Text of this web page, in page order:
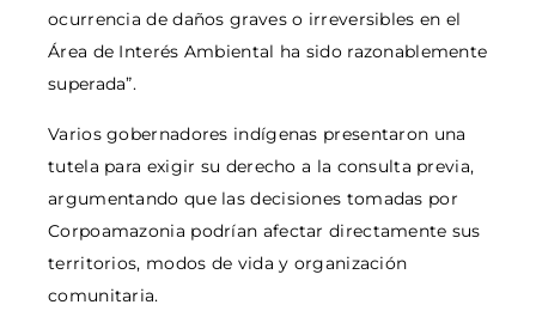
ocurrencia de daños graves o irreversibles en el
Área de Interés Ambiental ha sido razonablemente
superada”.
Varios gobernadores indígenas presentaron una
tutela para exigir su derecho a la consulta previa,
argumentando que las decisiones tomadas por
Corpoamazonia podrían afectar directamente sus
territorios, modos de vida y organización
comunitaria.